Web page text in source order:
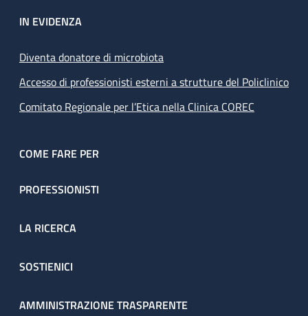
IN EVIDENZA
Diventa donatore di microbiota
Accesso di professionisti esterni a strutture del Policlinico
Comitato Regionale per l’Etica nella Clinica COREC
COME FARE PER
PROFESSIONISTI
LA RICERCA
SOSTIENICI
AMMINISTRAZIONE TRASPARENTE